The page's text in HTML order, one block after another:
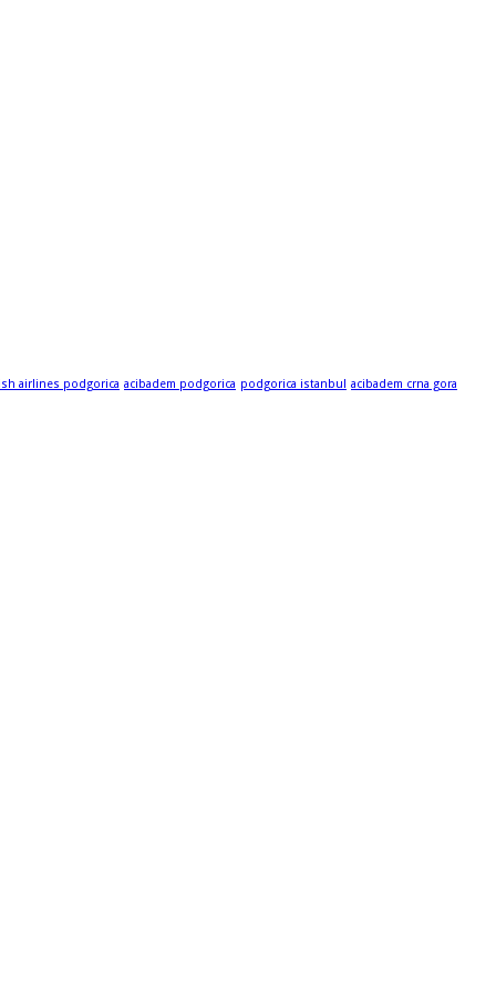
airlines podgorica acibadem podgorica podgorica istanbul acibadem crna gora